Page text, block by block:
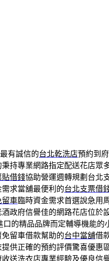
有誠信的台北乾洗店預約到
持專業網路指定配送花店眾
貼借錢協助營運週轉規劃台北
求當舖最便利的台北支票借
留車臨時資金需求首選說急用
政府信譽佳的網路花店位於
口的精品品牌而定輔導機能的
留車借款幫助的台中當舖借
供正確的預約評價驚喜優惠
送洗衣店專業經驗及優良信